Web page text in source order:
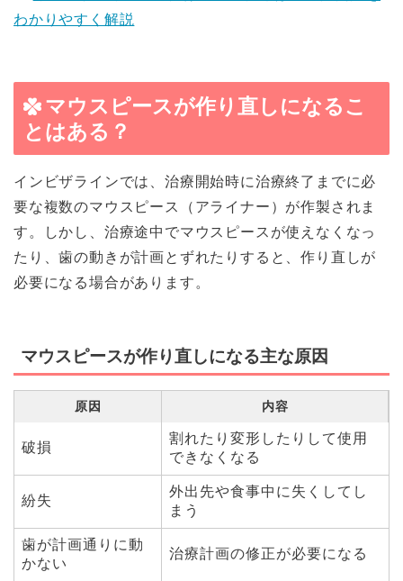
わかりやすく解説
マウスピースが作り直しになるこ
とはある？
インビザラインでは、治療開始時に治療終了までに必
要な複数のマウスピース（アライナー）が作製されま
す。しかし、治療途中でマウスピースが使えなくなっ
たり、歯の動きが計画とずれたりすると、作り直しが
必要になる場合があります。
マウスピースが作り直しになる主な原因
原因 内容
破損
割れたり変形したりして使用
できなくなる
紛失
外出先や食事中に失くしてし
まう
歯が計画通りに動
かない
治療計画の修正が必要になる